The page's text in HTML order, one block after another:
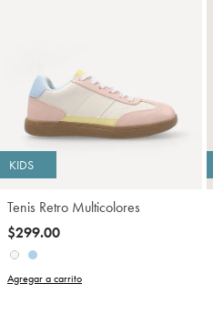
KIDS
Tenis Retro Multicolores
$299.00
Agregar a carrito